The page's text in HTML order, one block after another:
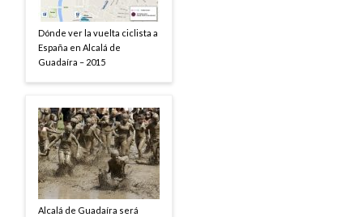
Dónde ver la vuelta ciclista a
España en Alcalá de
Guadaíra – 2015
Alcalá de Guadaíra será